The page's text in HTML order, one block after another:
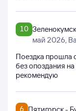
10
май 2026,
Поездка прошла
без опоздания
рекомендую
6